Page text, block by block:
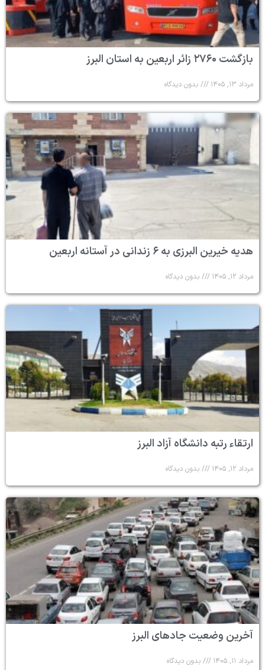
بازگشت ۲۷۶۰ زائر اربعین به استان البرز
مرداد ۱۳, ۱۴۰۵ بدون دیدگاه
هدیه خیرین البرزی به ۶ زندانی در آستانه اربعین
مرداد ۱۲, ۱۴۰۵ بدون دیدگاه
ارتقاء رتبه دانشگاه آزاد البرز
مرداد ۱۲, ۱۴۰۵ بدون دیدگاه
آخرین وضعیت جادهای البرز
مرداد ۱۱, ۱۴۰۵ بدون دیدگاه